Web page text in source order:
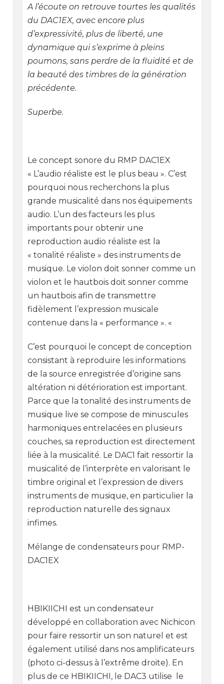
A l’écoute on retrouve tourtes les qualités
du DAC1EX, avec encore plus
d’expressivité, plus de liberté, une
dynamique qui s’exprime à pleins
poumons, sans perdre de la fluidité et de
la beauté des timbres de la génération
précédente.
Superbe.
Le concept sonore du RMP DAC1EX
« L’audio réaliste est le plus beau ». C’est
pourquoi nous recherchons la plus
grande musicalité dans nos équipements
audio. L’un des facteurs les plus
importants pour obtenir une
reproduction audio réaliste est la
« tonalité réaliste » des instruments de
musique. Le violon doit sonner comme un
violon et le hautbois doit sonner comme
un hautbois afin de transmettre
fidèlement l’expression musicale
contenue dans la « performance ». «
C’est pourquoi le concept de conception
consistant à reproduire les informations
de la source enregistrée d’origine sans
altération ni détérioration est important.
Parce que la tonalité des instruments de
musique live se compose de minuscules
harmoniques entrelacées en plusieurs
couches, sa reproduction est directement
liée à la musicalité. Le DAC1 fait ressortir la
musicalité de l’interprète en valorisant le
timbre original et l’expression de divers
instruments de musique, en particulier la
reproduction naturelle des signaux
infimes.
Mélange de condensateurs pour RMP-
DAC1EX
HBIKIICHI est un condensateur
développé en collaboration avec Nichicon
pour faire ressortir un son naturel et est
également utilisé dans nos amplificateurs
(photo ci-dessus à l’extrême droite). En
plus de ce HBIKIICHI, le DAC3 utilise le